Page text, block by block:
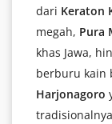
dari Keraton
megah, Pura
khas Jawa,
berburu kain
Harjonagoro